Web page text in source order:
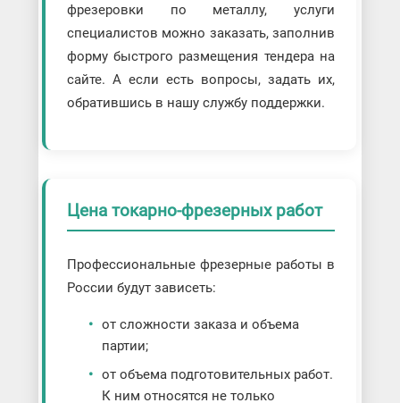
фрезеровки по металлу, услуги
специалистов можно заказать, заполнив
форму быстрого размещения тендера на
сайте. А если есть вопросы, задать их,
обратившись в нашу службу поддержки.
Цена токарно-фрезерных работ
Профессиональные фрезерные работы в
России будут зависеть:
от сложности заказа и объема
партии;
от объема подготовительных работ.
К ним относятся не только